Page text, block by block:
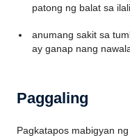
patong ng balat sa
anumang sakit sa
ay ganap nang
Paggaling
Pagkatapos mabigyan